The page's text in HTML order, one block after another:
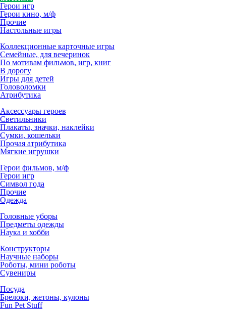
Герои игр
Герои кино, м/ф
Прочие
Настольные игры
Коллекционные карточные игры
Семейные, для вечеринок
По мотивам фильмов, игр, книг
В дорогу
Игры для детей
Головоломки
Атрибутика
Аксессуары героев
Светильники
Плакаты, значки, наклейки
Сумки, кошельки
Прочая атрибутика
Мягкие игрушки
Герои фильмов, м/ф
Герои игр
Символ года
Прочие
Одежда
Головные уборы
Предметы одежды
Наука и хобби
Конструкторы
Научные наборы
Роботы, мини роботы
Сувениры
Посуда
Брелоки, жетоны, кулоны
Fun Pet Stuff